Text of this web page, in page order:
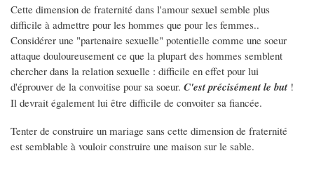
Cette dimension de fraternité dans l'amour sexuel semble plus
difficile à admettre pour les hommes que pour les femmes..
Considérer une "partenaire sexuelle" potentielle comme une soeur
attaque douloureusement ce que la plupart des hommes semblent
chercher dans la relation sexuelle : difficile en effet pour lui
d'éprouver de la convoitise pour sa soeur. C'est précisément le but !
Il devrait également lui être difficile de convoiter sa fiancée.
Tenter de construire un mariage sans cette dimension de fraternité
est semblable à vouloir construire une maison sur le sable.